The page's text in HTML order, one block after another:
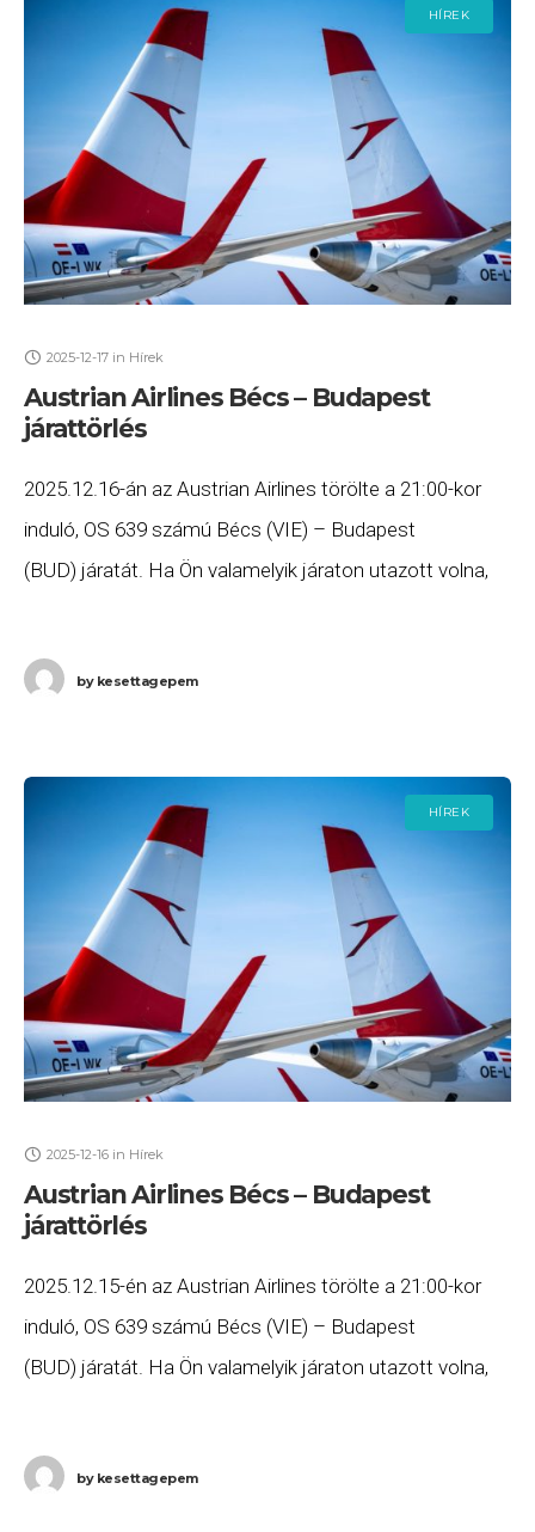
HÍREK
2025-12-17 in Hírek
Austrian Airlines Bécs – Budapest
járattörlés
2025.12.16-án az Austrian Airlines törölte a 21:00-kor
induló, OS 639 számú Bécs (VIE) – Budapest
(BUD) járatát. Ha Ön valamelyik járaton utazott volna,
bykesettagepem
HÍREK
2025-12-16 in Hírek
Austrian Airlines Bécs – Budapest
járattörlés
2025.12.15-én az Austrian Airlines törölte a 21:00-kor
induló, OS 639 számú Bécs (VIE) – Budapest
(BUD) járatát. Ha Ön valamelyik járaton utazott volna,
bykesettagepem